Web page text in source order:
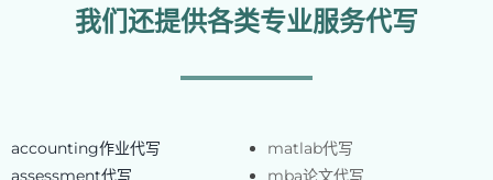
我们还提供各类专业服务代写
accounting作业代写
assessment代写
matlab代写
mba论文代写